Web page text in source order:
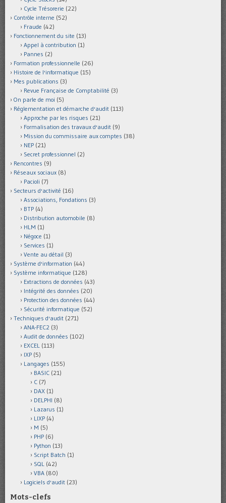
Cycle Trésorerie (22)
Contrôle interne (52)
Fraude (42)
Fonctionnement du site (13)
Appel à contribution (1)
Pannes (2)
Formation professionnelle (26)
Histoire de l'informatique (15)
Mes publications (3)
Revue Française de Comptabilité (3)
On parle de moi (5)
Réglementation et démarche d'audit (113)
Approche par les risques (21)
Formalisation des travaux d'audit (9)
Mission du commissaire aux comptes (38)
NEP (21)
Secret professionnel (2)
Rencontres (9)
Réseaux sociaux (8)
Pacioli (7)
Secteurs d'activité (16)
Associations, Fondations (3)
BTP (4)
Distribution automobile (8)
HLM (1)
Négoce (1)
Services (1)
Vente au détail (3)
Système d'information (44)
Système informatique (128)
Extractions de données (43)
Intégrité des données (20)
Protection des données (44)
Sécurité informatique (52)
Techniques d'audit (271)
ANA-FEC2 (3)
Audit de données (102)
EXCEL (113)
IXP (5)
Langages (155)
BASIC (21)
C (7)
DAX (1)
DELPHI (8)
Lazarus (1)
LIXP (4)
M (5)
PHP (6)
Python (13)
Script Batch (1)
SQL (42)
VBA (80)
Logiciels d'audit (23)
Mots-clefs